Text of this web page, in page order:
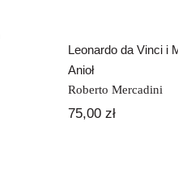
Leonardo da Vinci i
Anioł
Roberto Mercadini
75,00zł